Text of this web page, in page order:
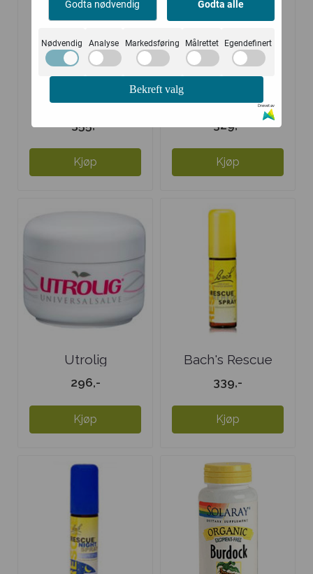
Agrosan med Tea
355,-
Kjøp
Agrosan
329,-
Kjøp
Utrolig
Universalsalve 50
296,-
Kjøp
Bach's Rescue
Remedy spray
339,-
Kjøp
Godta nødvendig Godta alle
Nødvendig Analyse Markedsføring Målrettet Egendefinert
Bekreft valg
Drevet av